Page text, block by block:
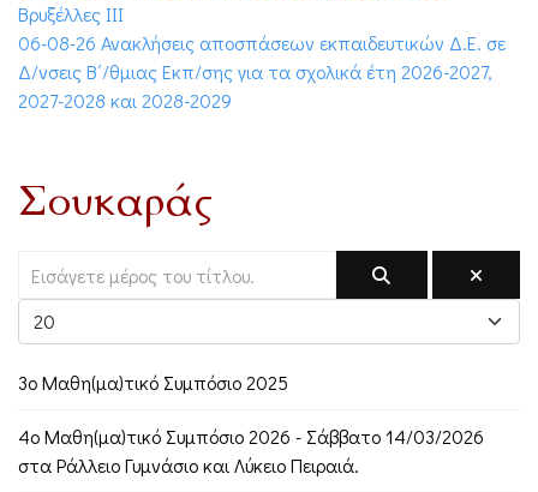
Βρυξέλλες ΙΙΙ
06-08-26 Ανακλήσεις αποσπάσεων εκπαιδευτικών Δ.Ε. σε
Δ/νσεις Β΄/θμιας Εκπ/σης για τα σχολικά έτη 2026-2027,
2027-2028 και 2028-2029
Σουκαράς
3o Μαθη(μα)τικό Συμπόσιο 2025
4o Μαθη(μα)τικό Συμπόσιο 2026 - Σάββατο 14/03/2026
στα Ράλλειο Γυμνάσιο και Λύκειο Πειραιά.